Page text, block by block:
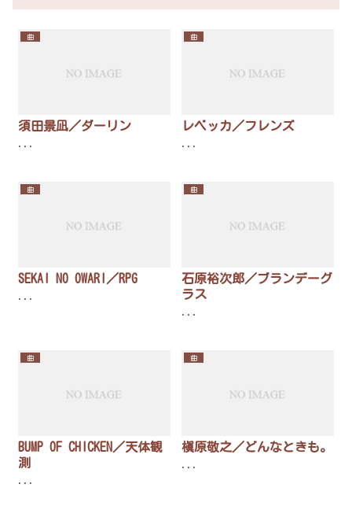
曲
須田景凪／ダーリン
...
曲
レベッカ／フレンズ
...
曲
SEKAI NO OWARI／RPG
...
曲
石原裕次郎／ブランデーグ
ラス
...
曲
BUMP OF CHICKEN／天体観
測
...
曲
槇原敬之／どんなときも。
...